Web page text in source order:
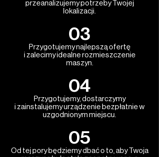
przeanalizujemy potrzeby Twojej
lokalizacji.
03
Przygotujemy najlepszą ofertę
i zalecimy idealne rozmieszczenie
maszyn.
04
Przygotujemy, dostarczymy
i zainstalujemy urządzenie bezpłatnie w
uzgodnionym miejscu.
05
Od tej pory będziemy dbać o to, aby Twoja